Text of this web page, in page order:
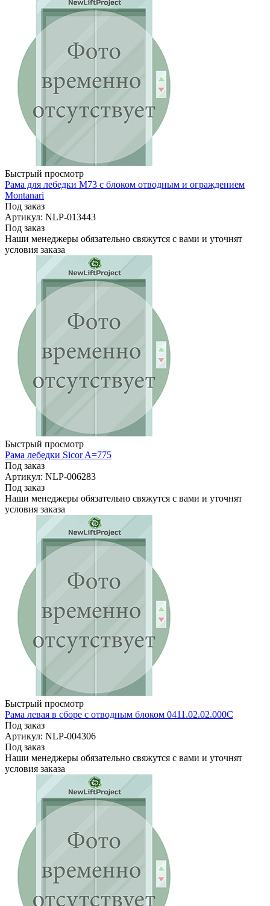
Быстрый просмотр
Рама для лебедки M73 с блоком отводным и ограждением
Montanari
Под заказ
Артикул: NLP-013443
Под заказ
Наши менеджеры обязательно свяжутся с вами и уточнят
условия заказа
Быстрый просмотр
Рама лебедки Sicor A=775
Под заказ
Артикул: NLP-006283
Под заказ
Наши менеджеры обязательно свяжутся с вами и уточнят
условия заказа
Быстрый просмотр
Рама левая в сборе с отводным блоком 0411.02.02.000С
Под заказ
Артикул: NLP-004306
Под заказ
Наши менеджеры обязательно свяжутся с вами и уточнят
условия заказа